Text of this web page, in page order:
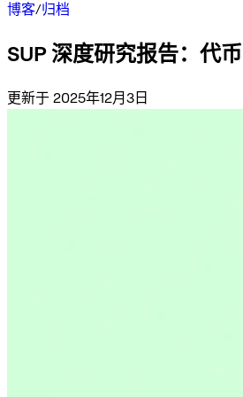
博客/归档
SUP 深度研究报告：代
更新于 2025年12月3日